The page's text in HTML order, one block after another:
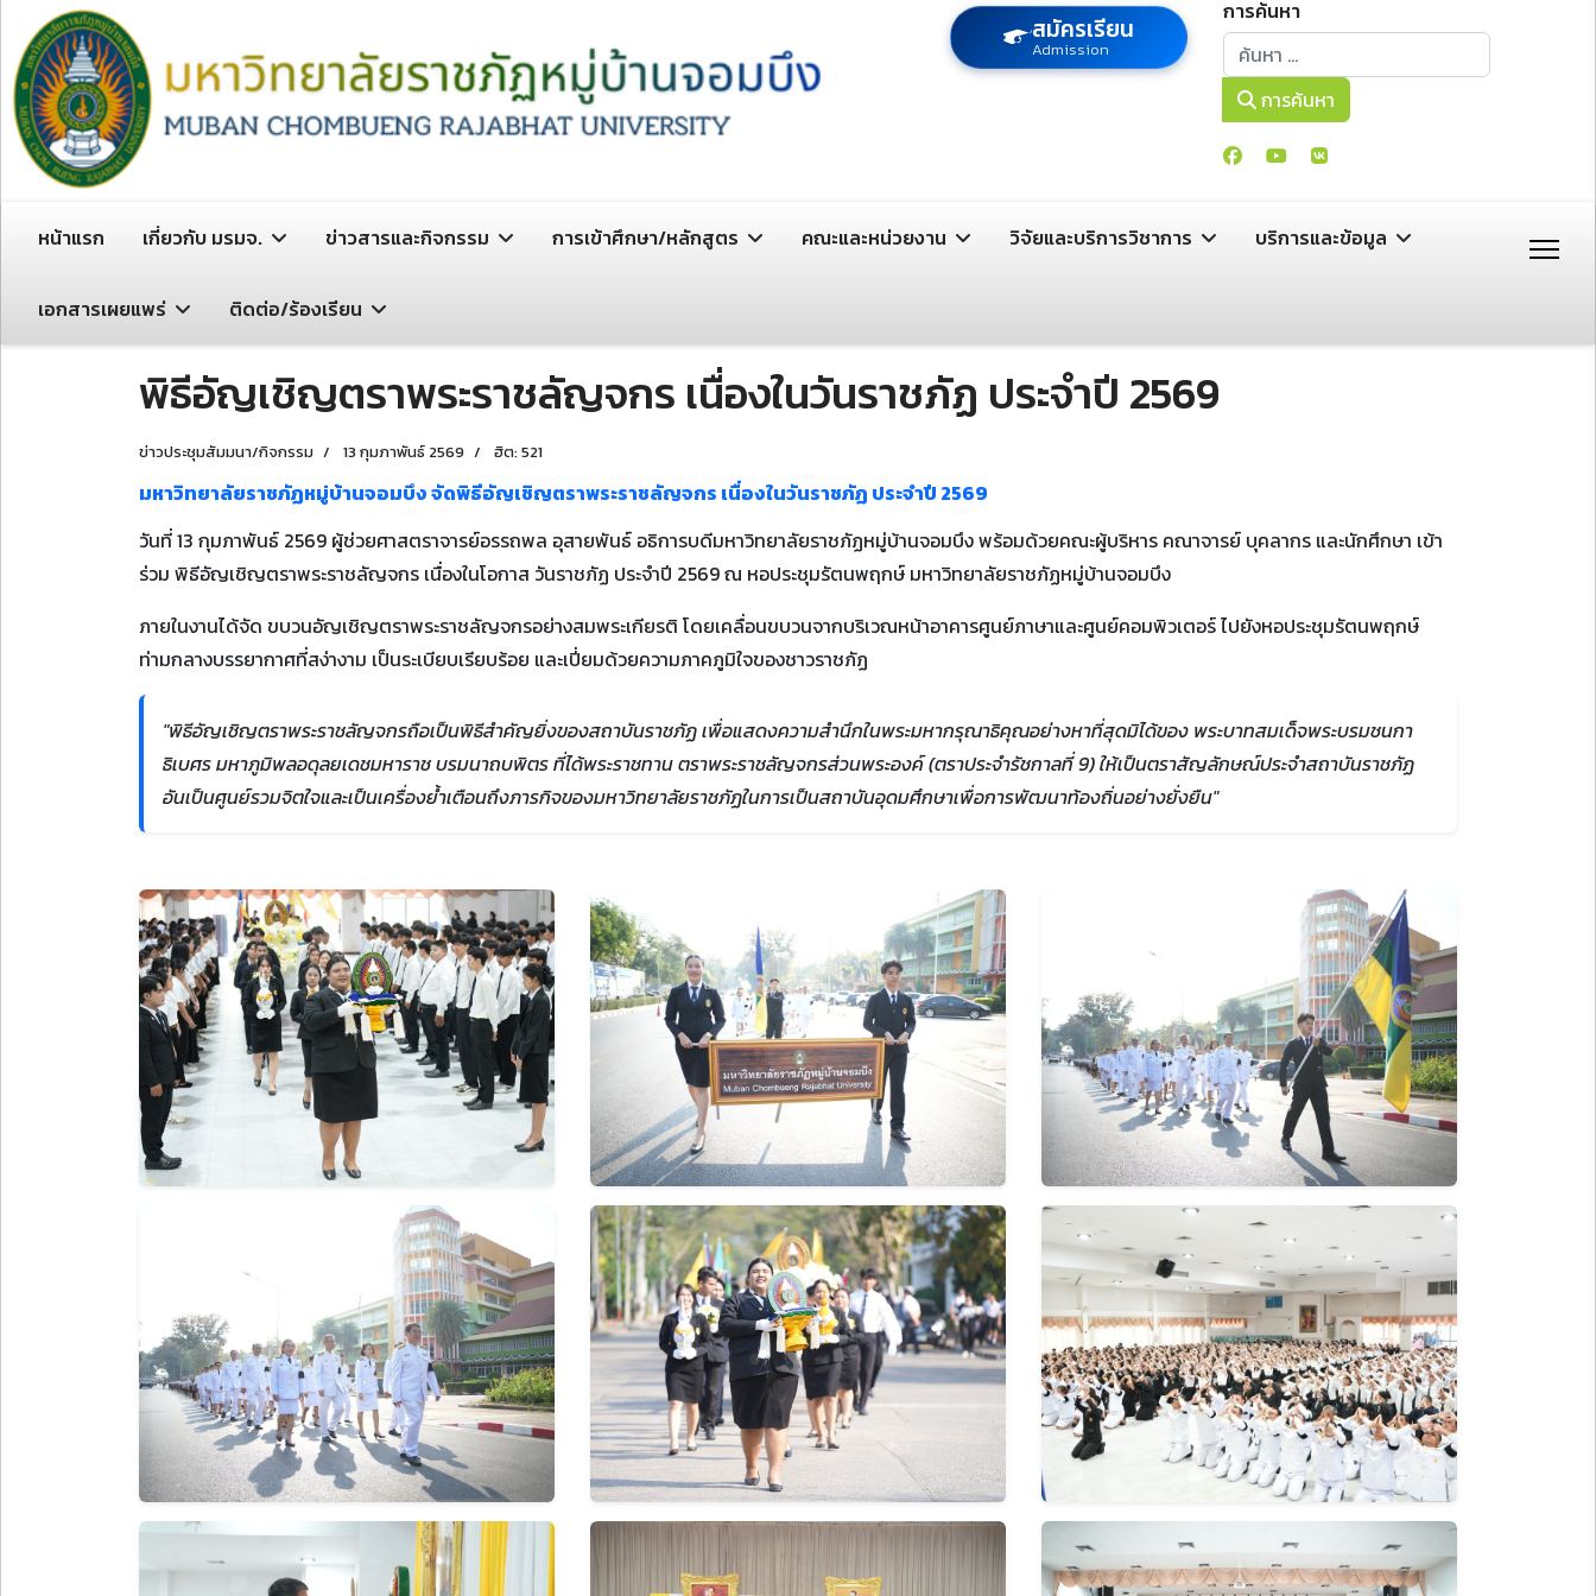
สมัครเรียน
Admission
การค้นหา
การค้นหา
การค้นหา
หน้าแรก เกี่ยวกับ มรมจ. ข่าวสารและกิจกรรม การเข้าศึกษา/หลักสูตร คณะและหน่วยงาน วิจัยและบริการวิชาการ บริการและข้อมูล
เอกสารเผยแพร่ ติดต่อ/ร้องเรียน
พิธีอัญเชิญตราพระราชลัญจกร เนื่องในวันราชภัฏ ประจำปี 2569
ข่าวประชุมสัมมนา/กิจกรรม 13 กุมภาพันธ์ 2569 ฮิต: 521
มหาวิทยาลัยราชภัฏหมู่บ้านจอมบึง จัดพิธีอัญเชิญตราพระราชลัญจกร เนื่องในวันราชภัฏ ประจำปี 2569
วันที่ 13 กุมภาพันธ์ 2569 ผู้ช่วยศาสตราจารย์อรรถพล อุสายพันธ์ อธิการบดีมหาวิทยาลัยราชภัฏหมู่บ้านจอมบึง พร้อมด้วยคณะผู้บริหาร คณาจารย์ บุคลากร และนักศึกษา เข้า
ร่วม พิธีอัญเชิญตราพระราชลัญจกร เนื่องในโอกาส วันราชภัฏ ประจำปี 2569 ณ หอประชุมรัตนพฤกษ์ มหาวิทยาลัยราชภัฏหมู่บ้านจอมบึง
ภายในงานได้จัด ขบวนอัญเชิญตราพระราชลัญจกรอย่างสมพระเกียรติ โดยเคลื่อนขบวนจากบริเวณหน้าอาคารศูนย์ภาษาและศูนย์คอมพิวเตอร์ ไปยังหอประชุมรัตนพฤกษ์
ท่ามกลางบรรยากาศที่สง่างาม เป็นระเบียบเรียบร้อย และเปี่ยมด้วยความภาคภูมิใจของชาวราชภัฏ
"พิธีอัญเชิญตราพระราชลัญจกรถือเป็นพิธีสำคัญยิ่งของสถาบันราชภัฏ เพื่อแสดงความสำนึกในพระมหากรุณาธิคุณอย่างหาที่สุดมิได้ของ พระบาทสมเด็จพระบรมชนกา
ธิเบศร มหาภูมิพลอดุลยเดชมหาราช บรมนาถบพิตร ที่ได้พระราชทาน ตราพระราชลัญจกรส่วนพระองค์ (ตราประจำรัชกาลที่ 9) ให้เป็นตราสัญลักษณ์ประจำสถาบันราชภัฏ
อันเป็นศูนย์รวมจิตใจและเป็นเครื่องย้ำเตือนถึงภารกิจของมหาวิทยาลัยราชภัฏในการเป็นสถาบันอุดมศึกษาเพื่อการพัฒนาท้องถิ่นอย่างยั่งยืน"